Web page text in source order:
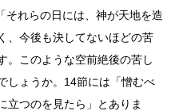
それらの日には、神が天地を造
、今後も決してないほどの苦
。このような空前絶後の苦し
しょうか。14節には「憎むべ
立つのを見たら」とありま